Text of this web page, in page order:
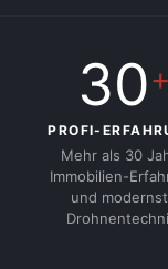
30+
PROFI-
Mehr als 30
Immobilien-
und